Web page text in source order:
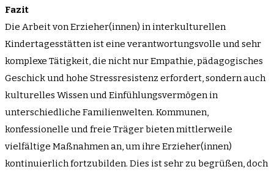
Fazit
Die Arbeit von Erzieher(innen) in interkulturellen
Kindertagesstätten ist eine verantwortungsvolle und sehr
komplexe Tätigkeit, die nicht nur Empathie, pädagogisches
Geschick und hohe Stressresistenz erfordert, sondern auch
kulturelles Wissen und Einfühlungsvermögen in
unterschiedliche Familienwelten. Kommunen,
konfessionelle und freie Träger bieten mittlerweile
vielfältige Maßnahmen an, um ihre Erzieher(innen)
kontinuierlich fortzubilden. Dies ist sehr zu begrüßen, doch